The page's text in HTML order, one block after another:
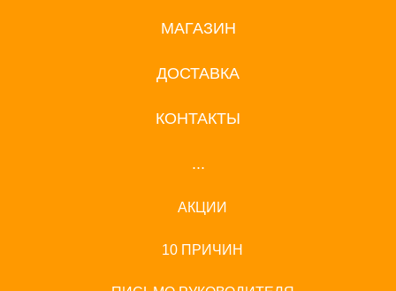
МАГАЗИН
ДОСТАВКА
КОНТАКТЫ
...
АКЦИИ
10 ПРИЧИН